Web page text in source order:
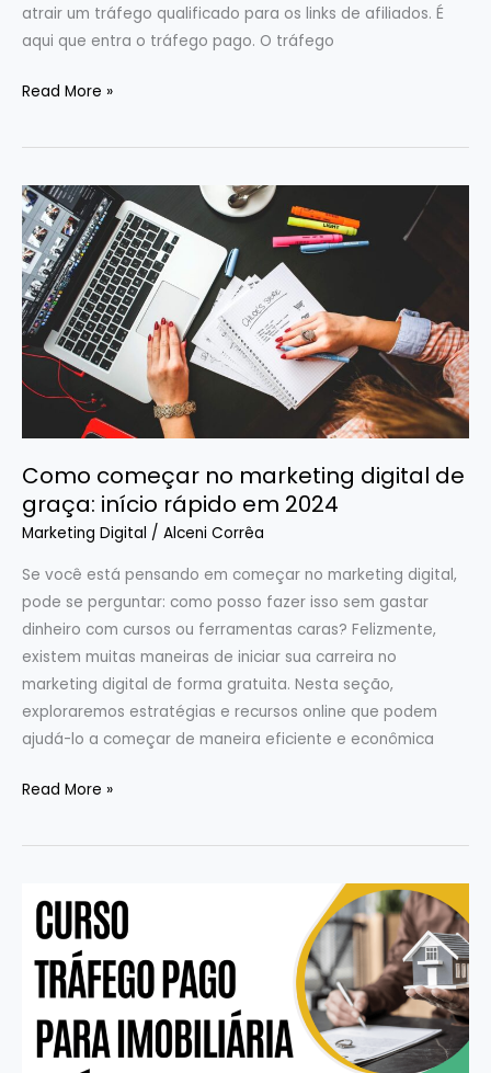
atrair um tráfego qualificado para os links de afiliados. É
aqui que entra o tráfego pago. O tráfego
Read More »
Como começar no marketing digital de
graça: início rápido em 2024
Marketing Digital / Alceni Corrêa
Se você está pensando em começar no marketing digital,
pode se perguntar: como posso fazer isso sem gastar
dinheiro com cursos ou ferramentas caras? Felizmente,
existem muitas maneiras de iniciar sua carreira no
marketing digital de forma gratuita. Nesta seção,
exploraremos estratégias e recursos online que podem
ajudá-lo a começar de maneira eficiente e econômica
Como
começar
no
marketing
digital
de
graça:
início
em
2024
Read More »
Curso
Tráfego
para
Anúncios